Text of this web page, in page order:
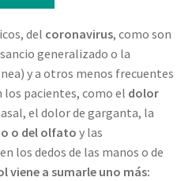
del coronavirus, como son
generalizado o la
y a otros menos frecuentes
pacientes, como el dolor
el dolor de garganta, la
o del olfato y las
los dedos de las manos o de
viene a sumarle uno más: